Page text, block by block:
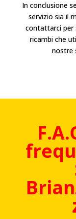
In conclusione
servizio sia il
contattarci per
ricambi che
nostre